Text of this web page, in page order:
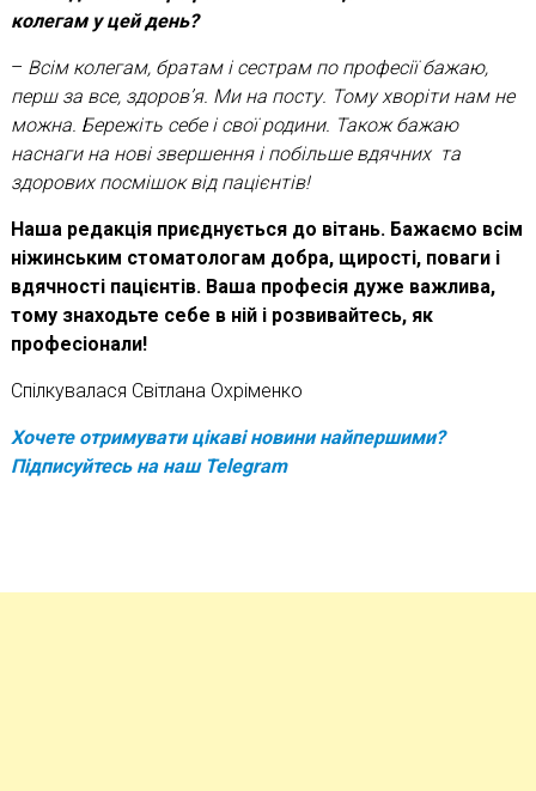
колегам у цей день?
– Всім колегам, братам і сестрам по професії бажаю,
перш за все, здоров’я. Ми на посту. Тому хворіти нам не
можна. Бережіть себе і свої родини. Також бажаю
наснаги на нові звершення і побільше вдячних та
здорових посмішок від пацієнтів!
Наша редакція приєднується до вітань. Бажаємо всім
ніжинським стоматологам добра, щирості, поваги і
вдячності пацієнтів. Ваша професія дуже важлива,
тому знаходьте себе в ній і розвивайтесь, як
професіонали!
Спілкувалася Світлана Охріменко
Хочете отримувати цікаві новини найпершими?
Підписуйтесь на наш Telegram